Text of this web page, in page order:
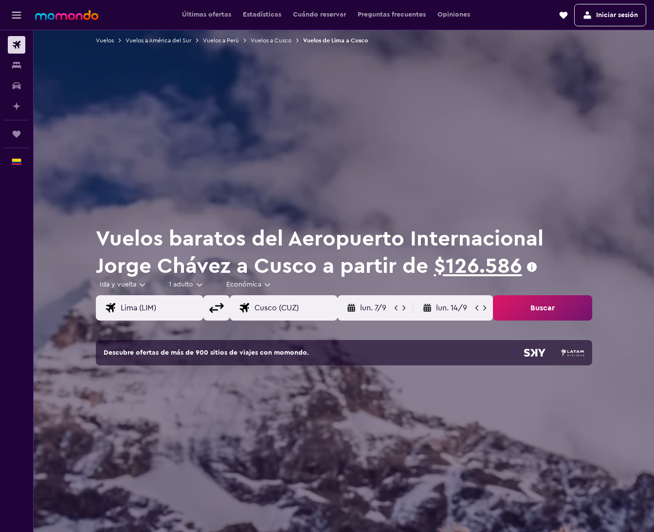
Últimas ofertas Estadísticas Cuándo reservar Preguntas frecuentes Opiniones Iniciar sesión
Vuelos Vuelos a América del Sur Vuelos a Perú Vuelos a Cusco Vuelos de Lima a Cusco
Vuelos baratos del Aeropuerto Internacional
Jorge Chávez a Cusco a partir de $126.586
Ida y vuelta 1 adulto Económica
lun. 7/9 lun. 14/9 Buscar
Descubre ofertas de más de 900 sitios de viajes con momondo.